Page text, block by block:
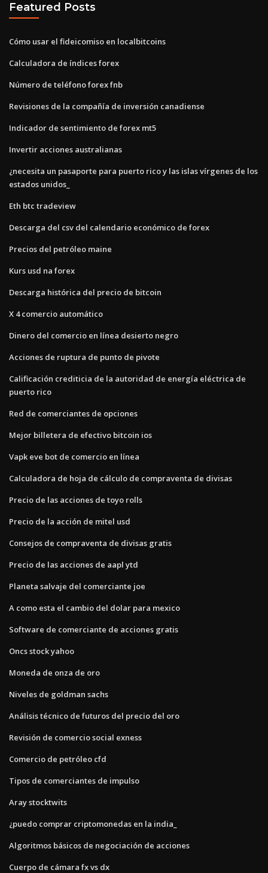
Featured Posts
Cómo usar el fideicomiso en localbitcoins
Calculadora de índices forex
Número de teléfono forex fnb
Revisiones de la compañía de inversión canadiense
Indicador de sentimiento de forex mt5
Invertir acciones australianas
¿necesita un pasaporte para puerto rico y las islas vírgenes de los
estados unidos_
Eth btc tradeview
Descarga del csv del calendario económico de forex
Precios del petróleo maine
Kurs usd na forex
Descarga histórica del precio de bitcoin
X 4 comercio automático
Dinero del comercio en línea desierto negro
Acciones de ruptura de punto de pivote
Calificación crediticia de la autoridad de energía eléctrica de
puerto rico
Red de comerciantes de opciones
Mejor billetera de efectivo bitcoin ios
Vapk eve bot de comercio en línea
Calculadora de hoja de cálculo de compraventa de divisas
Precio de las acciones de toyo rolls
Precio de la acción de mitel usd
Consejos de compraventa de divisas gratis
Precio de las acciones de aapl ytd
Planeta salvaje del comerciante joe
A como esta el cambio del dolar para mexico
Software de comerciante de acciones gratis
Oncs stock yahoo
Moneda de onza de oro
Niveles de goldman sachs
Análisis técnico de futuros del precio del oro
Revisión de comercio social exness
Comercio de petróleo cfd
Tipos de comerciantes de impulso
Aray stocktwits
¿puedo comprar criptomonedas en la india_
Algoritmos básicos de negociación de acciones
Cuerpo de cámara fx vs dx